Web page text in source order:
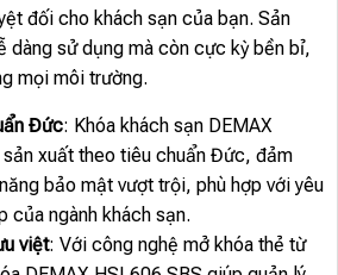
đối cho khách sạn của bạn. Sản
dàng sử dụng mà còn cực kỳ bền bỉ,
mọi môi trường.
Đức: Khóa khách sạn DEMAX
xuất theo tiêu chuẩn Đức, đảm
bảo mật vượt trội, phù hợp với yêu
của ngành khách sạn.
việt: Với công nghệ mở khóa thẻ từ